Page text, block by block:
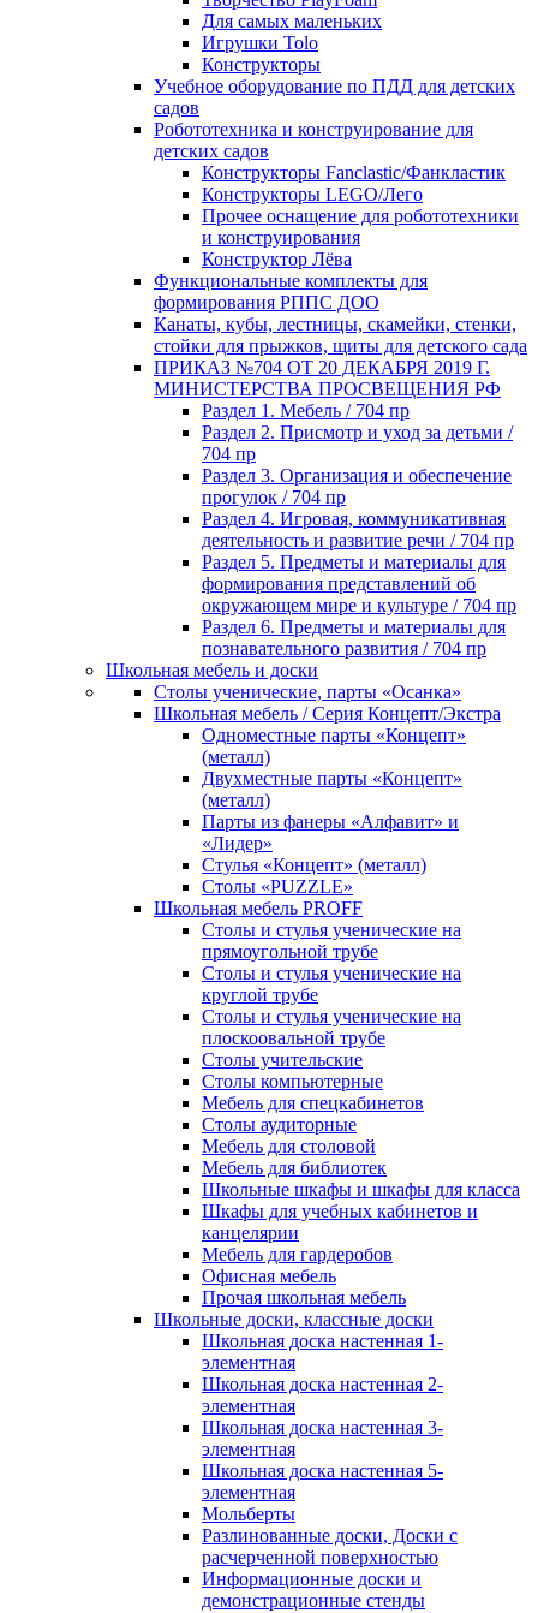
Для самых маленьких
Игрушки Tolo
Конструкторы
Учебное оборудование по ПДД для детских
садов
Робототехника и конструирование для
детских садов
Конструкторы Fanclastic/Фанкластик
Конструкторы LEGO/Лего
Прочее оснащение для робототехники
и конструирования
Конструктор Лёва
Функциональные комплекты для
формирования РППС ДОО
Канаты, кубы, лестницы, скамейки, стенки,
стойки для прыжков, щиты для детского сада
ПРИКАЗ №704 ОТ 20 ДЕКАБРЯ 2019 Г.
МИНИСТЕРСТВА ПРОСВЕЩЕНИЯ РФ
Раздел 1. Мебель / 704 пр
Раздел 2. Присмотр и уход за детьми /
704 пр
Раздел 3. Организация и обеспечение
прогулок / 704 пр
Раздел 4. Игровая, коммуникативная
деятельность и развитие речи / 704 пр
Раздел 5. Предметы и материалы для
формирования представлений об
окружающем мире и культуре / 704 пр
Раздел 6. Предметы и материалы для
познавательного развития / 704 пр
Школьная мебель и доски
Столы ученические, парты «Осанка»
Школьная мебель / Серия Концепт/Экстра
Одноместные парты «Концепт»
(металл)
Двухместные парты «Концепт»
(металл)
Парты из фанеры «Алфавит» и
«Лидер»
Стулья «Концепт» (металл)
Столы «PUZZLE»
Школьная мебель PROFF
Столы и стулья ученические на
прямоугольной трубе
Столы и стулья ученические на
круглой трубе
Столы и стулья ученические на
плоскоовальной трубе
Столы учительские
Столы компьютерные
Мебель для спецкабинетов
Столы аудиторные
Мебель для столовой
Мебель для библиотек
Школьные шкафы и шкафы для класса
Шкафы для учебных кабинетов и
канцелярии
Мебель для гардеробов
Офисная мебель
Прочая школьная мебель
Школьные доски, классные доски
Школьная доска настенная 1-
элементная
Школьная доска настенная 2-
элементная
Школьная доска настенная 3-
элементная
Школьная доска настенная 5-
элементная
Мольберты
Разлинованные доски, Доски с
расчерченной поверхностью
Информационные доски и
демонстрационные стенды